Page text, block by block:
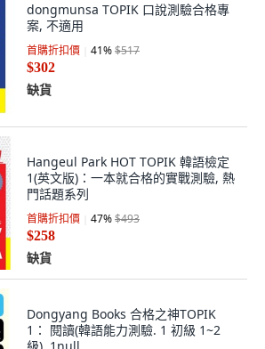
dongmunsa TOPIK 口說測驗合格專
案, 不適用
首購折扣價 41%$517
$302
缺貨
Hangeul Park HOT TOPIK 韓語檢定
1(英文版)：一本就合格的實戰測驗, 熱
門話題系列
首購折扣價 47%$493
$258
缺貨
Dongyang Books 合格之神TOPIK
1： 閱讀(韓語能力測驗. 1 初級 1~2